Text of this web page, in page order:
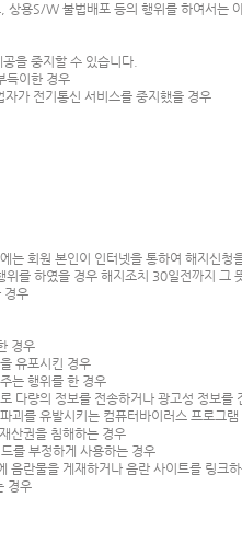
상용S/W 불법배포 등의 행위를 하여서는
을 중지할 수 있습니다.
득이한 경우
가 전기통신 서비스를 중지했을 경우
는 회원 본인이 인터넷을 통하여 해지신
를 하였을 경우 해지조치 30일전까지 그
경우
경우
유포시킨 경우
는 행위를 한 경우
다량의 정보를 전송하거나 광고성 정보를
괴를 유발시키는 컴퓨터바이러스 프로그
산권을 침해하는 경우
를 부정하게 사용하는 경우
음란물을 게재하거나 음란 사이트를 링크
경우